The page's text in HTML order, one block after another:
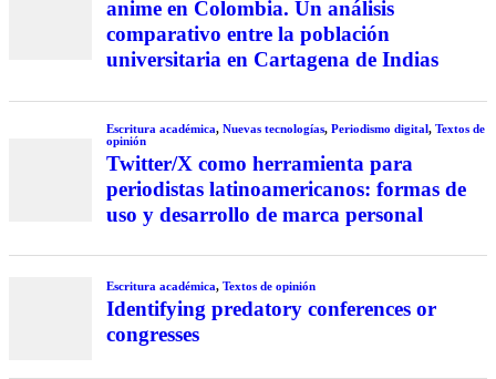
anime en Colombia. Un análisis
comparativo entre la población
universitaria en Cartagena de Indias
Escritura académica, Nuevas tecnologías, Periodismo digital, Textos de
opinión
Twitter/X como herramienta para
periodistas latinoamericanos: formas de
uso y desarrollo de marca personal
Escritura académica, Textos de opinión
Identifying predatory conferences or
congresses